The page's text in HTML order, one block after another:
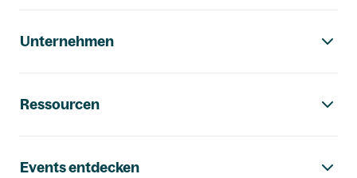
Unternehmen
Ressourcen
Events entdecken